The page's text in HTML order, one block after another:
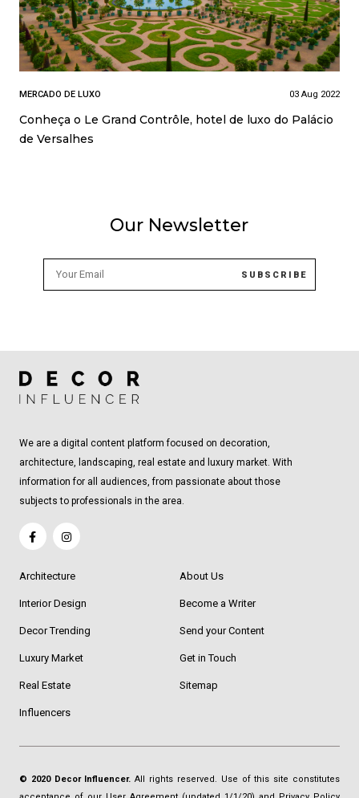
MERCADO DE LUXO 03 Aug 2022
Conheça o Le Grand Contrôle, hotel de luxo do Palácio
de Versalhes
Our Newsletter
We are a digital content platform focused on decoration,
architecture, landscaping, real estate and luxury market. With
information for all audiences, from passionate about those
subjects to professionals in the area.
Architecture
Interior Design
Decor Trending
Luxury Market
Real Estate
Influencers
About Us
Become a Writer
Send your Content
Get in Touch
Sitemap
© 2020 Decor Influencer. All rights reserved. Use of this site constitutes